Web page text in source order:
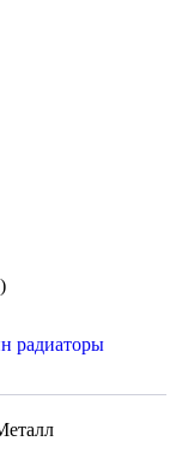
радиаторы